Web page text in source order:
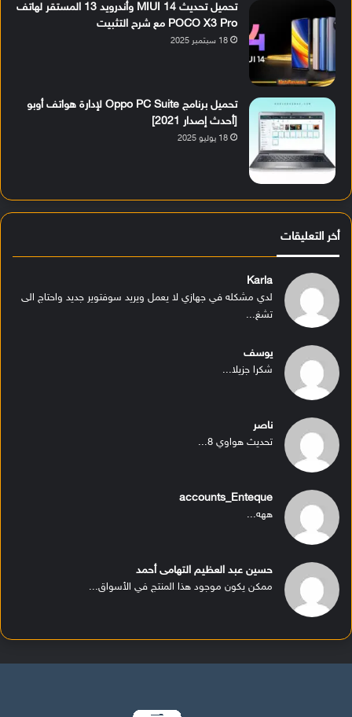
تحميل تحديث MIUI 14 وأندرويد 13 المستقر لهاتف
POCO X3 Pro مع شرح التثبيت
18 سبتمبر 2025
تحميل برنامج Oppo PC Suite لإدارة هواتف أوبو
[أحدث إصدار 2021]
18 يوليو 2025
أخر التعليقات
Karla
لدي مشكله في جهازي لا يعمل ويريد سوفتوير جديد واحتاج الى
تشغ...
يوسف
شكرا جزيلا...
ناصر
تحديث هواوي 8...
accounts_Enteque
ههه...
حسين عبد العظيم التهامى أحمد
ممكن يكون موجود هذا المنتج في الأسواق...